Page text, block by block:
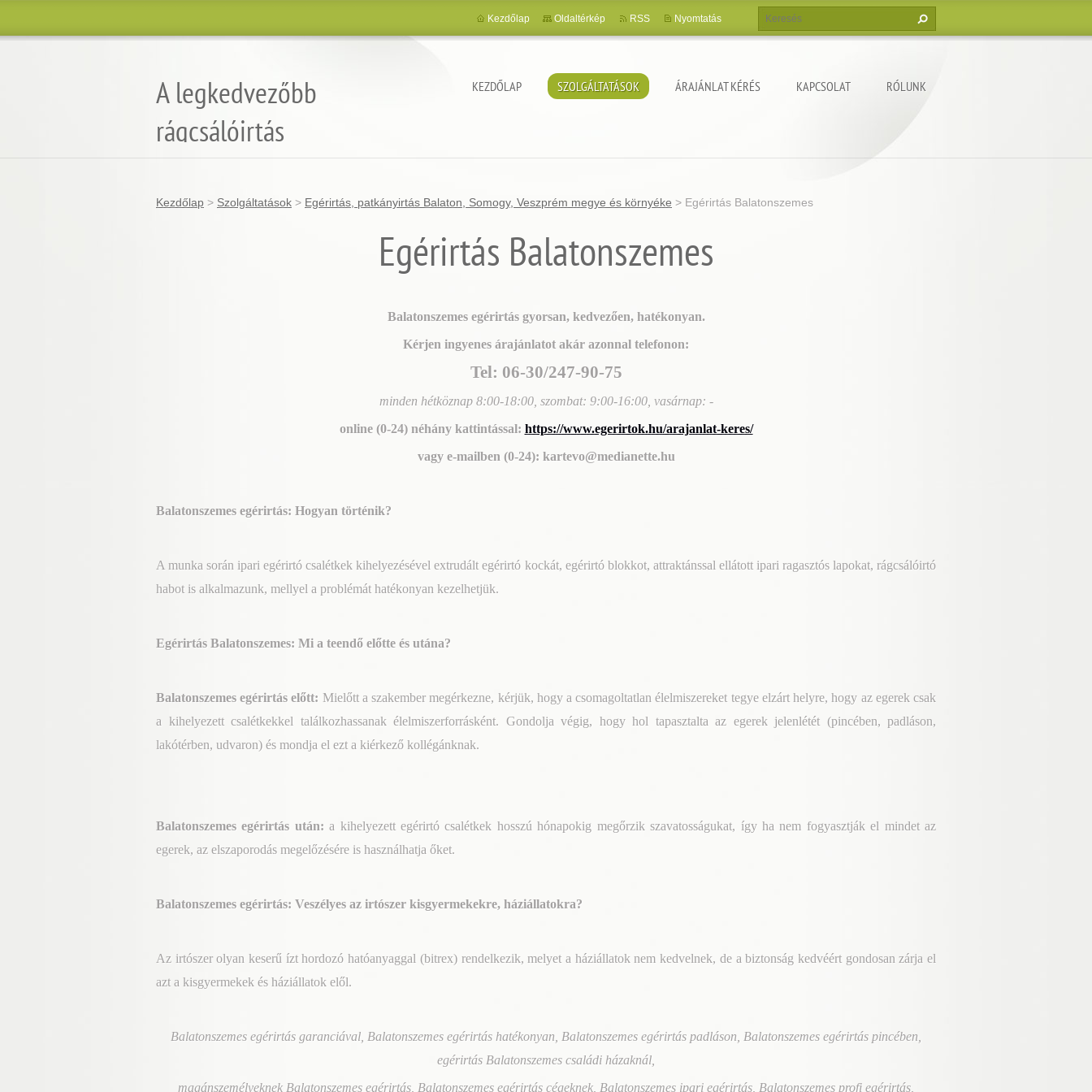
A legkedvezőbb
rágcsálóirtás
KEZDŐLAP SZOLGÁLTATÁSOK ÁRAJÁNLAT KÉRÉS KAPCSOLAT RÓLUNK
Kezdőlap Oldaltérkép RSS Nyomtatás
Kezdőlap > Szolgáltatások > Egérirtás, patkányirtás Balaton, Somogy, Veszprém megye és környéke > Egérirtás Balatonszemes
Egérirtás Balatonszemes
Balatonszemes egérirtás gyorsan, kedvezően, hatékonyan.
Kérjen ingyenes árajánlatot akár azonnal telefonon:
Tel: 06-30/247-90-75
minden hétköznap 8:00-18:00, szombat: 9:00-16:00, vasárnap: -
online (0-24) néhány kattintással: https://www.egerirtok.hu/arajanlat-keres/
vagy e-mailben (0-24): kartevo@medianette.hu
Balatonszemes egérirtás: Hogyan történik?
A munka során ipari egérirtó csalétkek kihelyezésével extrudált egérirtó kockát, egérirtó blokkot, attraktánssal ellátott ipari ragasztós lapokat, rágcsálóirtó
habot is alkalmazunk, mellyel a problémát hatékonyan kezelhetjük.
Egérirtás Balatonszemes: Mi a teendő előtte és utána?
Balatonszemes egérirtás előtt: Mielőtt a szakember megérkezne, kérjük, hogy a csomagoltatlan élelmiszereket tegye elzárt helyre, hogy az egerek csak
a kihelyezett csalétkekkel találkozhassanak élelmiszerforrásként. Gondolja végig, hogy hol tapasztalta az egerek jelenlétét (pincében, padláson,
lakótérben, udvaron) és mondja el ezt a kiérkező kollégánknak.
Balatonszemes egérirtás után: a kihelyezett egérirtó csalétkek hosszú hónapokig megőrzik szavatosságukat, így ha nem fogyasztják el mindet az
egerek, az elszaporodás megelőzésére is használhatja őket.
Balatonszemes egérirtás: Veszélyes az irtószer kisgyermekekre, háziállatokra?
Az irtószer olyan keserű ízt hordozó hatóanyaggal (bitrex) rendelkezik, melyet a háziállatok nem kedvelnek, de a biztonság kedvéért gondosan zárja el
azt a kisgyermekek és háziállatok elől.
Balatonszemes egérirtás garanciával, Balatonszemes egérirtás hatékonyan, Balatonszemes egérirtás padláson, Balatonszemes egérirtás pincében,
egérirtás Balatonszemes családi házaknál,
magánszemélyeknek Balatonszemes egérirtás, Balatonszemes egérirtás cégeknek, Balatonszemes ipari egérirtás, Balatonszemes profi egérirtás,